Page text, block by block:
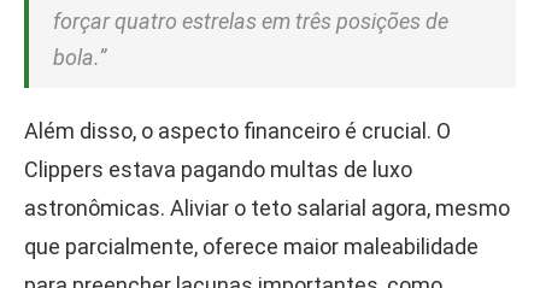
forçar quatro estrelas em três posições de
bola.”
Além disso, o aspecto financeiro é crucial. O
Clippers estava pagando multas de luxo
astronômicas. Aliviar o teto salarial agora, mesmo
que parcialmente, oferece maior maleabilidade